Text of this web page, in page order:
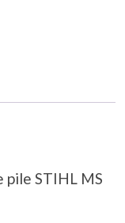
pile STIHL MS